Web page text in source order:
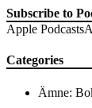
Subscribe to
Apple Podcasts
Categories
Ämne: